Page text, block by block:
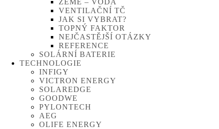
ZEMĚ – VODA
VENTILAČNÍ TČ
JAK SI VYBRAT?
TOPNÝ FAKTOR
NEJČASTĚJŠÍ OTÁZKY
REFERENCE
SOLÁRNÍ BATERIE
TECHNOLOGIE
INFIGY
VICTRON ENERGY
SOLAREDGE
GOODWE
PYLONTECH
AEG
OLIFE ENERGY